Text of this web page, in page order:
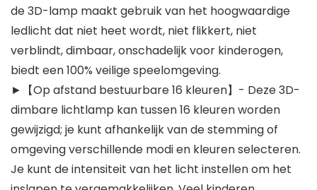
de 3D-lamp maakt gebruik van het hoogwaardige
ledlicht dat niet heet wordt, niet flikkert, niet
verblindt, dimbaar, onschadelijk voor kinderogen,
biedt een 100% veilige speelomgeving.
►【Op afstand bestuurbare 16 kleuren】- Deze 3D-
dimbare lichtlamp kan tussen 16 kleuren worden
gewijzigd; je kunt afhankelijk van de stemming of
omgeving verschillende modi en kleuren selecteren.
Je kunt de intensiteit van het licht instellen om het